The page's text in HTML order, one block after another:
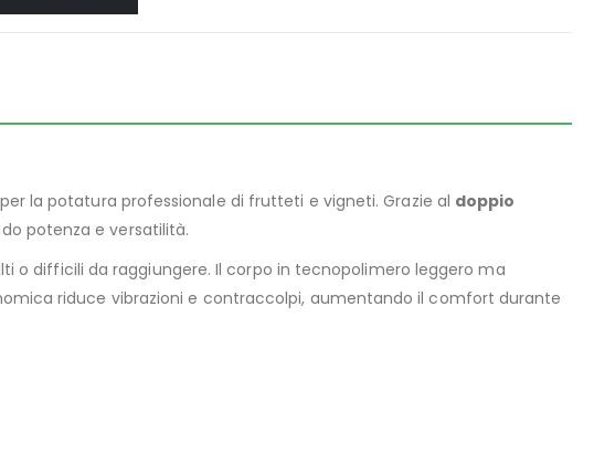
la potatura professionale di frutteti e vigneti. Grazie al doppio
potenza e versatilità.
o difficili da raggiungere. Il corpo in tecnopolimero leggero ma
riduce vibrazioni e contraccolpi, aumentando il comfort durante